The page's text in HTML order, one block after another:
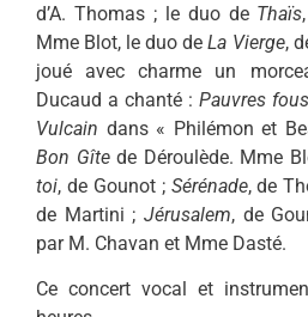
d’A. Thomas ; le duo de Thaïs
Mme Blot, le duo deLa Vierge,
joué avec charme un
Ducaud a chanté : Pauvres fous
Vulcain dans « Philémon et
Bon Gîtede Déroulède. Mme
toi, de Gounot ; Sérénade, de
de Martini ; Jérusalem, de
par M. Chavan et Mme Dasté.
Ce concert vocal et